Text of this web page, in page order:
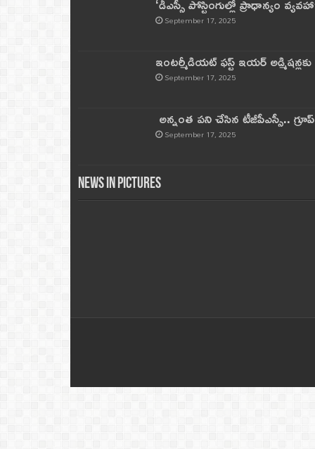
September 17, 2025
ఇంటర్మీడియట్ ఫస్ట్‌ ఇయర్‌
September 17, 2025
అన్నంత పని చేసిన టీజీపీఎస్సీ..
September 17, 2025
News in Pictures